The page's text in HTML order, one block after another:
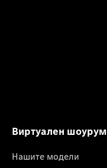
Виртуален шоурум
Нашите модели